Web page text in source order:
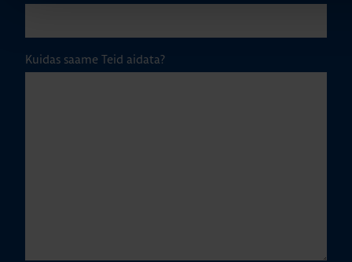
Kuidas saame Teid aidata?